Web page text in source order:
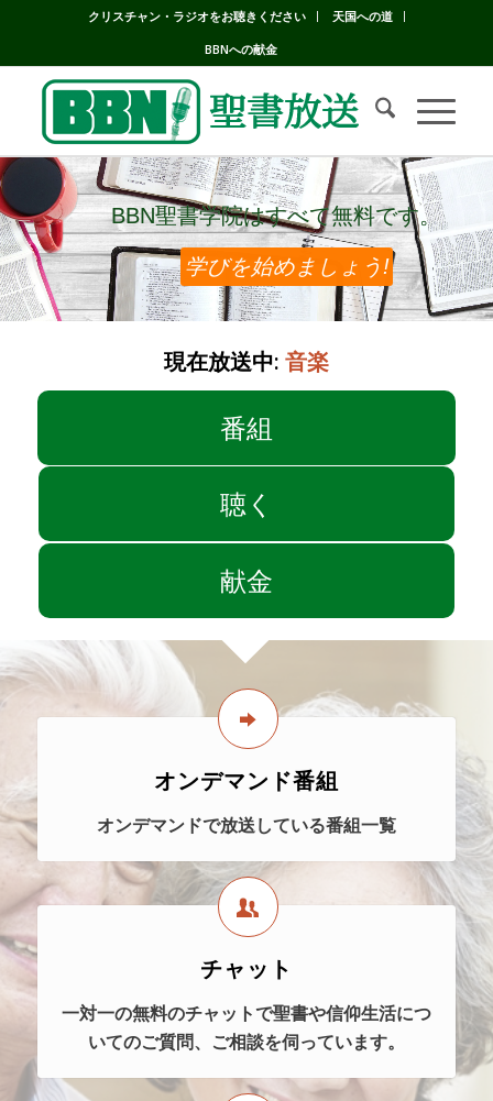
クリスチャン・ラジオをお聴きください
天国への道
BBNへの献金
BBN聖書学院はすべて無料です。
BBN聖書学院はすべて無料です。
学びを始めましょう!
現在放送中: 音楽
番組
聴く
献金
オンデマンド番組
オンデマンドで放送している番組一覧
チャット
一対一の無料のチャットで聖書や信仰生活につ
いてのご質問、ご相談を伺っています。